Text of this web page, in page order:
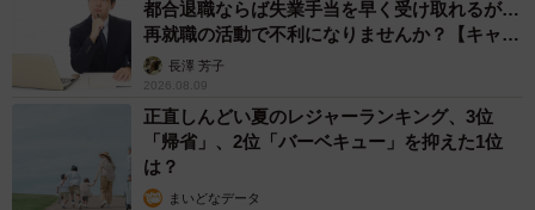
ーハジメ君と無料ガチャを試していた1時間は、どのように
過ごされたのでしょうか。
ガチャを回し始めてからは「あーでもないこーでもない」
と言い合って気まずい気持ちは自然となくなっていた気が
します。校庭に向かう道中などは漫画以上に気まずい雰囲
都合退職ならば失業手当を早く受け取れるが…
再就職の活動で不利になりませんか？【キャリ
アカウンセラーが解説】
長澤 芳子
2026.08.09
正直しんどい夏のレジャーランキング、3位
「帰省」、2位「バーベキュー」を抑えた1位
は？
まいどなデータ